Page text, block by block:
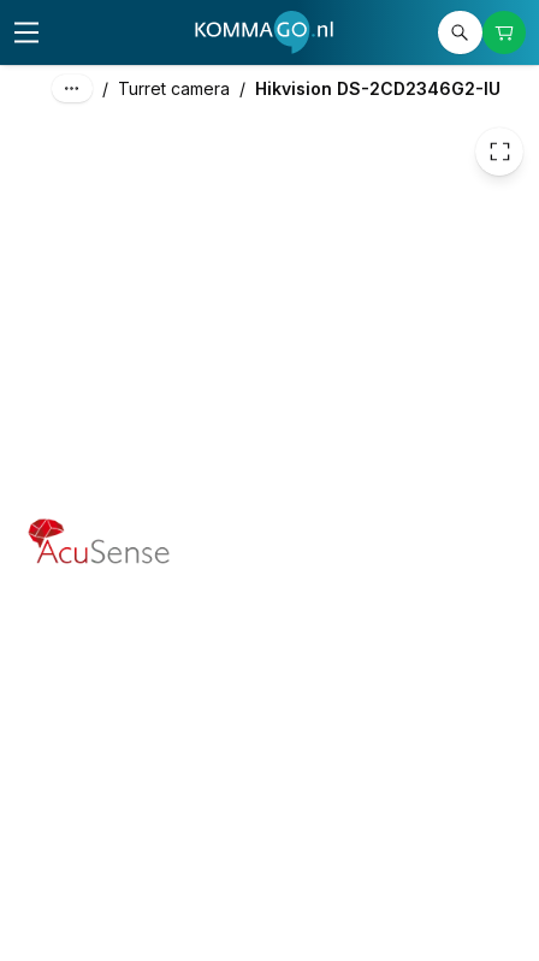
/ Turret camera / Hikvision DS-2CD2346G2-IU
excl. btw